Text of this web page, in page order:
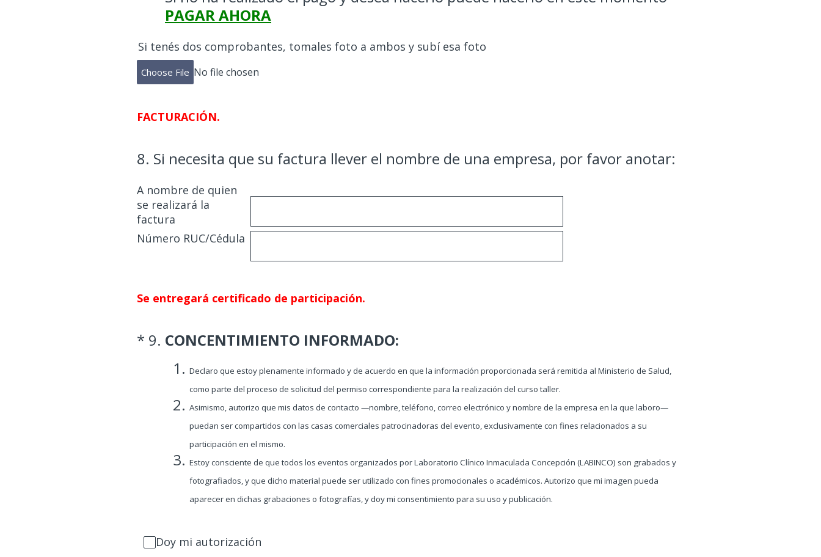
PAGAR AHORA
Si tenés dos comprobantes, tomales foto a ambos y subí esa foto
Choose File No file chosen
FACTURACIÓN.
8. Si necesita que su factura llever el nombre de una empresa, por favor anotar:
A nombre de quien
se realizará la
factura
Número RUC/Cédula
Se entregará certificado de participación.
* 9. CONCENTIMIENTO INFORMADO:
Declaro que estoy plenamente informado y de acuerdo en que la información proporcionada será remitida al Ministerio de Salud,
como parte del proceso de solicitud del permiso correspondiente para la realización del curso taller.
Asimismo, autorizo que mis datos de contacto —nombre, teléfono, correo electrónico y nombre de la empresa en la que laboro—
puedan ser compartidos con las casas comerciales patrocinadoras del evento, exclusivamente con fines relacionados a su
participación en el mismo.
Estoy consciente de que todos los eventos organizados por Laboratorio Clínico Inmaculada Concepción (LABINCO) son grabados y
fotografiados, y que dicho material puede ser utilizado con fines promocionales o académicos. Autorizo que mi imagen pueda
aparecer en dichas grabaciones o fotografías, y doy mi consentimiento para su uso y publicación.
(Obligatorio).
Doy mi autorización